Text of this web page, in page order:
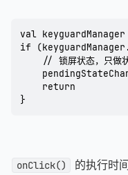
val keyguardManager
if
// 锁屏状态，只做
    return
}
onClick()
的执行时